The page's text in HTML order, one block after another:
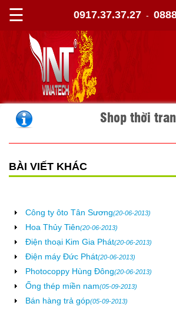
☰ 0917.37.37.27 -
Shop thời
BÀI VIẾT KHÁC
Công ty ôto Tân Sương(20-06-2013)
Hoa Thủy Tiên(20-06-2013)
Điện thoại Kim Gia Phát(20-06-2013)
Điện máy Đức Phát(20-06-2013)
Photocoppy Hùng Đông(20-06-2013)
Ống thép miền nam(05-09-2013)
Bán hàng trả góp(05-09-2013)